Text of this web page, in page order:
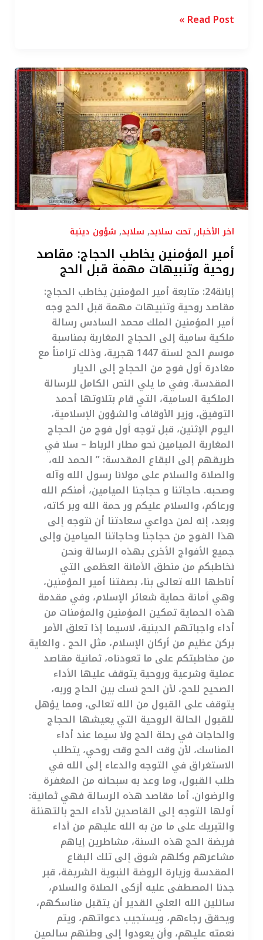
Read Post »
اخر الأخبار,تحت سلايد, سلايد, شؤون دينية
أمير المؤمنين يخاطب الحجاج: مقاصد
روحية وتنبيهات مهمة قبل الحج
إبانة24: متابعة أمير المؤمنين يخاطب الحجاج:
مقاصد روحية وتنبيهات مهمة قبل الحج وجه
أمير المؤمنين الملك محمد السادس رسالة
ملكية سامية إلى الحجاج المغاربة بمناسبة
موسم الحج لسنة 1447 هجرية، وذلك تزامناً مع
مغادرة أول فوج من الحجاج إلى الديار
المقدسة. وفي ما يلي النص الكامل للرسالة
الملكية السامية، التي قام بتلاوتها أحمد
التوفيق، وزير الأوقاف والشؤون الإسلامية،
اليوم الإثنين، قبل توجه أول فوج من الحجاج
المغاربة الميامين نحو مطار الرباط – سلا في
طريقهم إلى البقاع المقدسة: ” الحمد لله،
والصلاة والسلام على مولانا رسول الله وآله
وصحبه. حاجاتنا و حجاجنا الميامين، أمنكم الله
ورعاكم، والسلام عليكم ور حمة الله وبر كاته،
وبعد، إنه لمن دواعي سعادتنا أن نتوجه إلى
هذا الفوج من حجاجنا وحاجاتنا الميامين وإلى
جميع الأفواج الأخرى بهذه الرسالة ونحن
نخاطبكم من منطق الأمانة العظمى التي
أناطها الله تعالى بنا، بصفتنا أمير المؤمنين،
وهي أمانة حماية شعائر الإسلام، وفي مقدمة
هذه الحماية تمكين المؤمنين والمؤمنات من
أداء واجباتهم الدينية، لاسيما إذا تعلق الأمر
بركن عظيم من أركان الإسلام، مثل الحج . والغاية
من مخاطبتكم على ما تعودناه، ثمانية مقاصد
عملية وشرعية وروحية يتوقف عليها الأداء
الصحيح للحج، لأن الحج نسك بين الحاج وربه،
يتوقف على القبول من الله تعالى، ومما يؤهل
للقبول الحالة الروحية التي يعيشها الحجاج
والحاجات في رحلة الحج ولا سيما عند أداء
المناسك، لأن وقت الحج وقت روحي، يتطلب
الاستغراق في التوجه والدعاء إلى الله في
طلب القبول، وما وعد به سبحانه من المغفرة
والرضوان. أما مقاصد هذه الرسالة فهي ثمانية:
أولها التوجه إلى القاصدين لأداء الحج بالتهنئة
والتبريك على ما من به الله عليهم من أداء
فريضة الحج هذه السنة، مشاطرين إياهم
مشاعرهم وكلهم شوق إلى تلك البقاع
المقدسة وزيارة الروضة النبوية الشريفة، قبر
جدنا المصطفى عليه أزكى الصلاة والسلام،
سائلين الله العلي القدير أن يتقبل مناسكهم،
ويحقق رجاءهم، ويستجيب دعواتهم، ويتم
نعمته عليهم، وأن يعودوا إلى وطنهم سالمين
أمير
المؤمنين
يخاطب
الحجاج:
مقاصد
روحية
وتنبيهات
مهمة
قبل
الحج